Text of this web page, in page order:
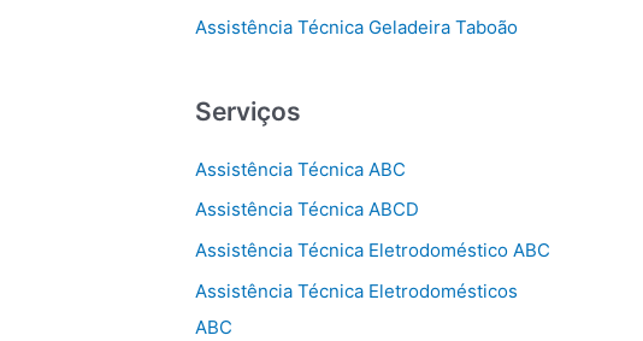
Assistência Técnica Geladeira Taboão
Serviços
Assistência Técnica ABC
Assistência Técnica ABCD
Assistência Técnica Eletrodoméstico ABC
Assistência Técnica Eletrodomésticos
ABC